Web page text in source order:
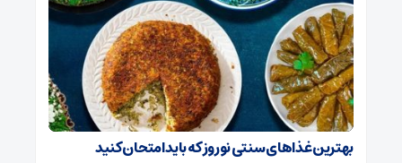
بهترین غذا‌های سنتی نوروز که باید امتحان کنید